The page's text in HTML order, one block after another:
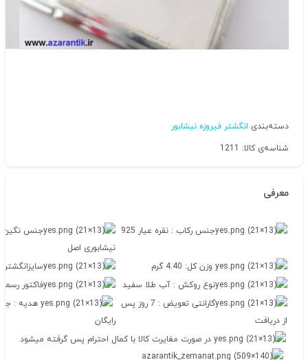
دسته‌بندی انگشتر فیروزه نیشابور
شناسه‌ی کالا: 1211
معرفی
جنس رکاب : نقره عیار 925
جنس نگین :
نیشابوری اصل
وزن کل: 4.40 گرم
سایزانگشتر
نوع روکش : آب طلا سفید
فاکتور
گارانتی تعویض : 7 روز پس
از دریافت
هدیه :
رایگان
در صورت مغایرت کالا با کمال احترام پس گرفته میشود